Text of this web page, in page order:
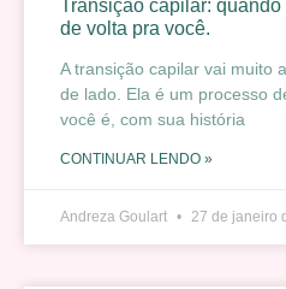
Transição capilar:
de volta pra você.
A transição capilar vai muito
de lado. Ela é um processo
você é, com sua história
CONTINUAR LENDO »
Andreza Goulart 27 de janeiro